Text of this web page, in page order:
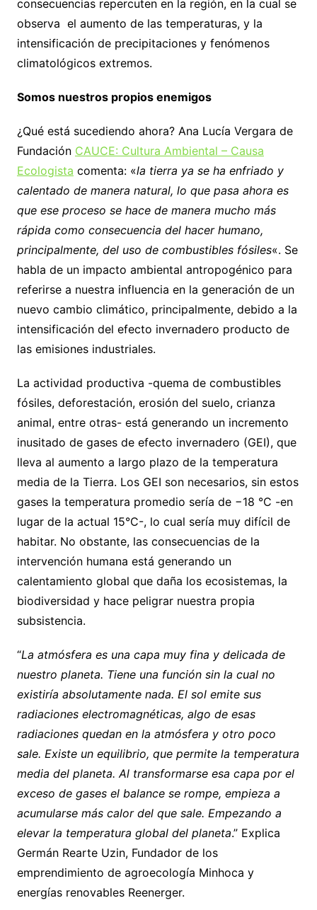
consecuencias repercuten en la región, en la cual se
observa el aumento de las temperaturas, y la
intensificación de precipitaciones y fenómenos
climatológicos extremos.
Somos nuestros propios enemigos
¿Qué está sucediendo ahora? Ana Lucía Vergara de
Fundación CAUCE: Cultura Ambiental – Causa
Ecologista comenta: «la tierra ya se ha enfriado y
calentado de manera natural, lo que pasa ahora es
que ese proceso se hace de manera mucho más
rápida como consecuencia del hacer humano,
principalmente, del uso de combustibles fósiles«. Se
habla de un impacto ambiental antropogénico para
referirse a nuestra influencia en la generación de un
nuevo cambio climático, principalmente, debido a la
intensificación del efecto invernadero producto de
las emisiones industriales.
La actividad productiva -quema de combustibles
fósiles, deforestación, erosión del suelo, crianza
animal, entre otras- está generando un incremento
inusitado de gases de efecto invernadero (GEI), que
lleva al aumento a largo plazo de la temperatura
media de la Tierra. Los GEI son necesarios, sin estos
gases la temperatura promedio sería de −18 °C -en
lugar de la actual 15°C-, lo cual sería muy difícil de
habitar. No obstante, las consecuencias de la
intervención humana está generando un
calentamiento global que daña los ecosistemas, la
biodiversidad y hace peligrar nuestra propia
subsistencia.
“La atmósfera es una capa muy fina y delicada de
nuestro planeta. Tiene una función sin la cual no
existiría absolutamente nada. El sol emite sus
radiaciones electromagnéticas, algo de esas
radiaciones quedan en la atmósfera y otro poco
sale. Existe un equilibrio, que permite la temperatura
media del planeta. Al transformarse esa capa por el
exceso de gases el balance se rompe, empieza a
acumularse más calor del que sale. Empezando a
elevar la temperatura global del planeta.” Explica
Germán Rearte Uzin, Fundador de los
emprendimiento de agroecología Minhoca y
energías renovables Reenerger.